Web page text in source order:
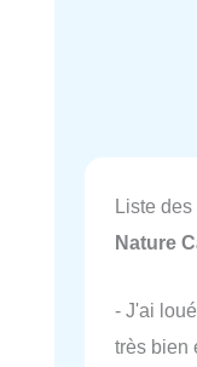
Liste
Nature
- J'ai
très bien